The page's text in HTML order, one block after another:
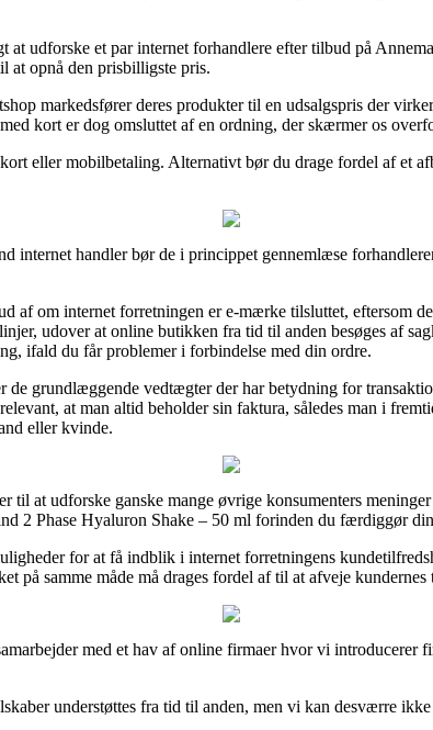
udforske et par internet forhandlere efter tilbud på
at opnå den prisbilligste pris.
markedsfører deres produkter til en udsalgspris der
kort er dog omsluttet af en ordning, der skærmer os
eller mobilbetaling. Alternativt bør du drage fordel af et
internet handler bør de i princippet gennemlæse
af om internet forretningen er e-mærke tilsluttet, eftersom
udover at online butikken fra tid til anden besøges af
ifald du får problemer i forbindelse med din ordre.
grundlæggende vedtægter der har betydning for
at man altid beholder sin faktura, således man i
eller kvinde.
at udforske ganske mange øvrige konsumenters
2 Phase Hyaluron Shake – 50 ml forinden du færdiggør
for at få indblik i internet forretningens
på samme måde må drages fordel af til at afveje kundernes
med et hav af online firmaer hvor vi introducerer
understøttes fra tid til anden, men vi kan desværre